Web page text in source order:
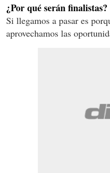
¿Por qué serán finalistas?
Si llegamos a pasar es
aprovechamos las